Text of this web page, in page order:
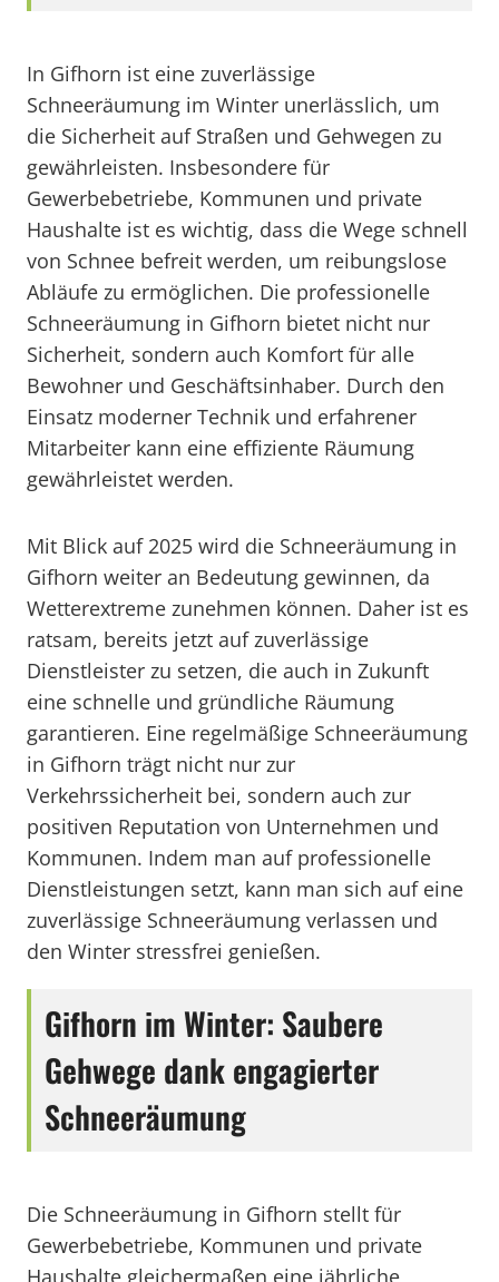
In Gifhorn ist eine zuverlässige
Schneeräumung im Winter unerlässlich, um
die Sicherheit auf Straßen und Gehwegen zu
gewährleisten. Insbesondere für
Gewerbebetriebe, Kommunen und private
Haushalte ist es wichtig, dass die Wege schnell
von Schnee befreit werden, um reibungslose
Abläufe zu ermöglichen. Die professionelle
Schneeräumung in Gifhorn bietet nicht nur
Sicherheit, sondern auch Komfort für alle
Bewohner und Geschäftsinhaber. Durch den
Einsatz moderner Technik und erfahrener
Mitarbeiter kann eine effiziente Räumung
gewährleistet werden.
Mit Blick auf 2025 wird die Schneeräumung in
Gifhorn weiter an Bedeutung gewinnen, da
Wetterextreme zunehmen können. Daher ist es
ratsam, bereits jetzt auf zuverlässige
Dienstleister zu setzen, die auch in Zukunft
eine schnelle und gründliche Räumung
garantieren. Eine regelmäßige Schneeräumung
in Gifhorn trägt nicht nur zur
Verkehrssicherheit bei, sondern auch zur
positiven Reputation von Unternehmen und
Kommunen. Indem man auf professionelle
Dienstleistungen setzt, kann man sich auf eine
zuverlässige Schneeräumung verlassen und
den Winter stressfrei genießen.
Gifhorn im Winter: Saubere
Gehwege dank engagierter
Schneeräumung
Die Schneeräumung in Gifhorn stellt für
Gewerbebetriebe, Kommunen und private
Haushalte gleichermaßen eine jährliche